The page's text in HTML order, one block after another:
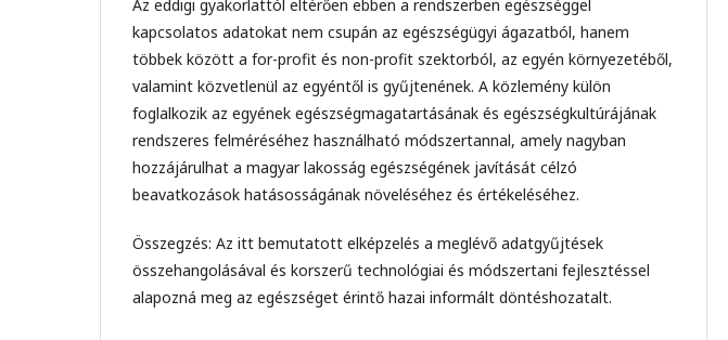
Az eddigi gyakorlattól eltérően ebben a rendszerben egészséggel
kapcsolatos adatokat nem csupán az egészségügyi ágazatból, hanem
többek között a for-profit és non-profit szektorból, az egyén környezetéből,
valamint közvetlenül az egyéntől is gyűjtenének. A közlemény külön
foglalkozik az egyének egészségmagatartásának és egészségkultúrájának
rendszeres felméréséhez használható módszertannal, amely nagyban
hozzájárulhat a magyar lakosság egészségének javítását célzó
beavatkozások hatásosságának növeléséhez és értékeléséhez.
Összegzés: Az itt bemutatott elképzelés a meglévő adatgyűjtések
összehangolásával és korszerű technológiai és módszertani fejlesztéssel
alapozná meg az egészséget érintő hazai informált döntéshozatalt.